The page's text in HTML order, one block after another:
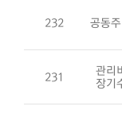
232 공동
231
관리
장기